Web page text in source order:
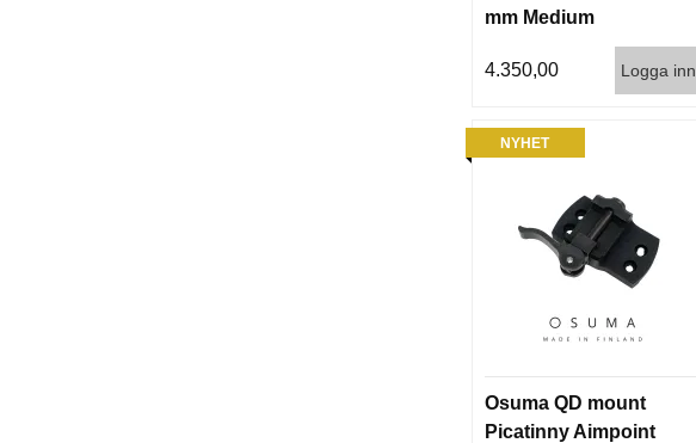
mm Medium
4.350,00 Logga inn
NYHET
Osuma QD mount
Picatinny Aimpoint